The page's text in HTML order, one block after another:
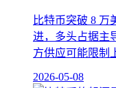
比特币突破 8 万
进，多头占据主
方供应可能限制
2026-05-08